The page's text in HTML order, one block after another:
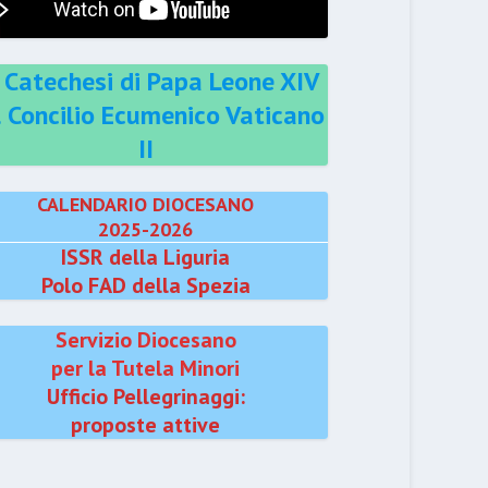
Catechesi di Papa Leone XIV
Ecumenico Vaticano
II
CALENDARIO DIOCESANO
2025-2026
ISSR della Liguria
Polo FAD della Spezia
Servizio Diocesano
per la Tutela Minori
Ufficio Pellegrinaggi:
proposte attive